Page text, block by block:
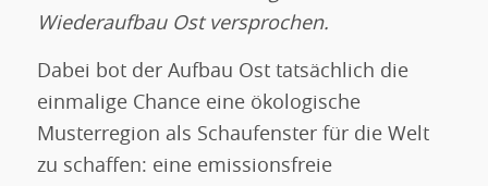
Wiederaufbau Ost versprochen.
Dabei bot der Aufbau Ost tatsächlich die
einmalige Chance eine ökologische
Musterregion als Schaufenster für die Welt
zu schaffen: eine emissionsfreie